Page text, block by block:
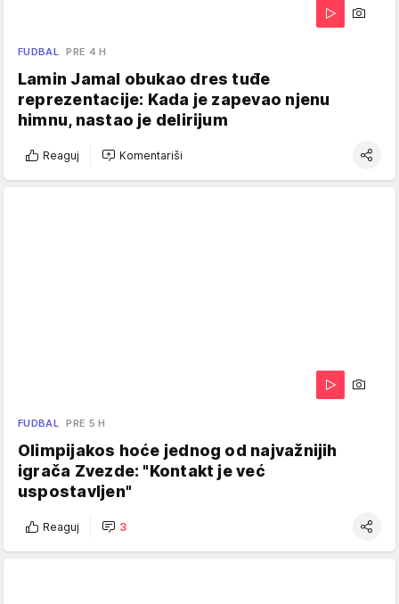
FUDBAL PRE 4 H
Lamin Jamal obukao dres tuđe
reprezentacije: Kada je zapevao njenu
himnu, nastao je delirijum
Reaguj Komentariši
FUDBAL PRE 5 H
Olimpijakos hoće jednog od najvažnijih
igrača Zvezde: "Kontakt je već
uspostavljen"
Reaguj 3